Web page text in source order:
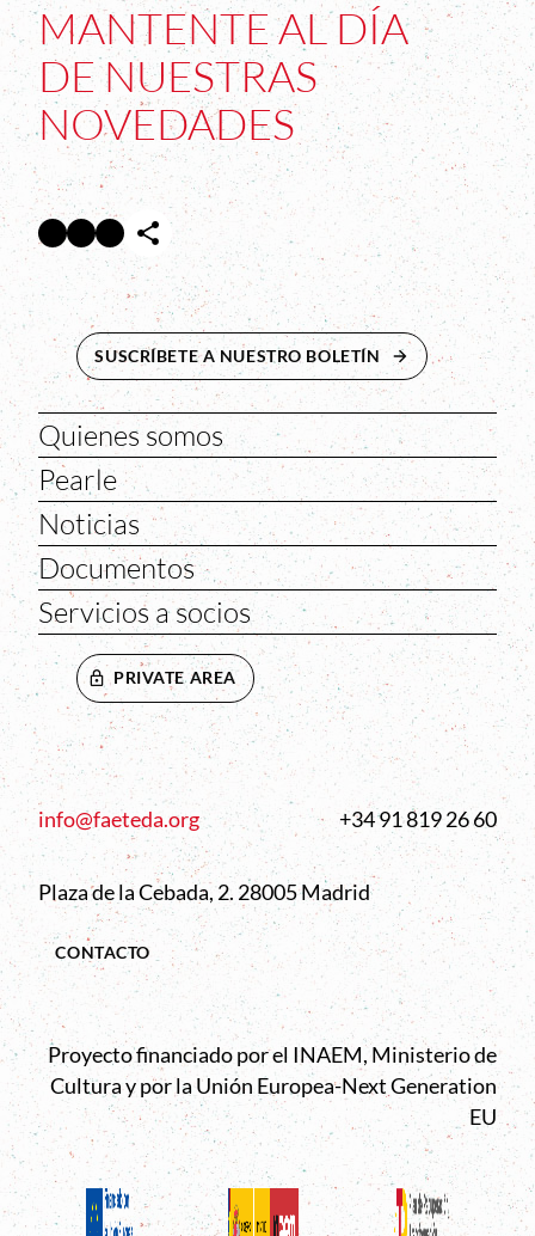
MANTENTE AL DÍA
DE NUESTRAS
NOVEDADES
Facebook Abre en nueva ventana
Twitter Abre en nueva ventana
InstagramAbre en nueva ventana
SUSCRÍBETE A NUESTRO BOLETÍN ABRE EN NUEVA
Quienes somos
Pearle
Noticias
Documentos
Servicios a socios
PRIVATE AREA
info@faeteda.org +34 91 819 26 60
Plaza de la Cebada, 2. 28005 Madrid
CONTACTO
Proyecto financiado por el INAEM, Ministerio de
Cultura y por la Unión Europea-Next Generation
EU